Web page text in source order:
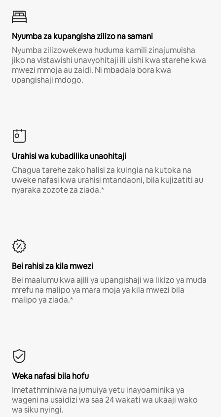
Nyumba za kupangisha zilizo na samani
Nyumba zilizowekewa huduma kamili zinajumuisha
jiko na vistawishi unavyohitaji ili uishi kwa starehe kwa
mwezi mmoja au zaidi. Ni mbadala bora kwa
upangishaji mdogo.
Urahisi wa kubadilika unaohitaji
Chagua tarehe zako halisi za kuingia na kutoka na
uweke nafasi kwa urahisi mtandaoni, bila kujizatiti au
nyaraka zozote za ziada.*
Bei rahisi za kila mwezi
Bei maalumu kwa ajili ya upangishaji wa likizo ya muda
mrefu na malipo ya mara moja ya kila mwezi bila
malipo ya ziada.*
Weka nafasi bila hofu
Imetathminiwa na jumuiya yetu inayoaminika ya
wageni na usaidizi wa saa 24 wakati wa ukaaji wako
wa siku nyingi.